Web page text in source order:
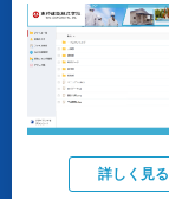
詳しく見る